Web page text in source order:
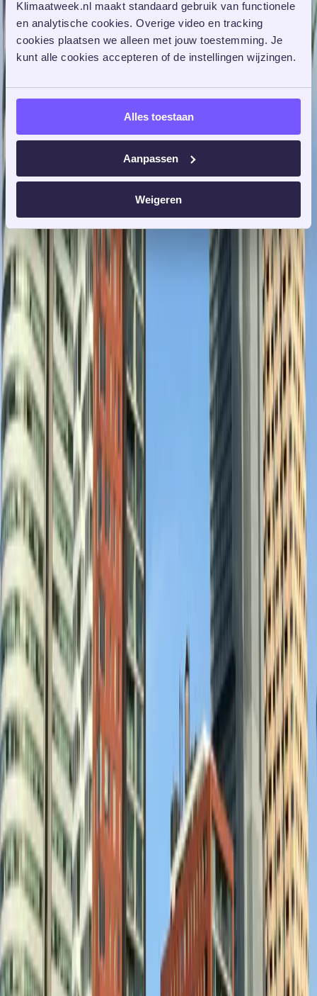
Klimaatweek.nl maakt standaard gebruik van functionele
en analytische cookies. Overige video en tracking
cookies plaatsen we alleen met jouw toestemming. Je
kunt alle cookies accepteren of de instellingen wijzingen.
Alles toestaan
Aanpassen
Weigeren
19:30 tot 21:00
Online
Frank Drost
Duurzaam (maatschappelijk)vastgoed! Het is voor veel gemeentes,
bedrijven en organisaties lastig om te bepalen hoe en waar ze moeten
beginnen met het verduurzamen van vastgoed en hoe ze 55% CO2
reductie moet behalen in 2030. Ik leg in 10 eenvoudige stappen uit
waar en hoe je moet beginnen met het verduurzamen van vastgoed. De
activiteit is te volgen via TEAMS Vergadering-id: 391 558 582 679 1
Wachtwoordcode: UG7Z2vg9 Of stuur een mail naar
frank@drostadvice.nl en u ontvangt een uitnodiging.
Deel dit evenement